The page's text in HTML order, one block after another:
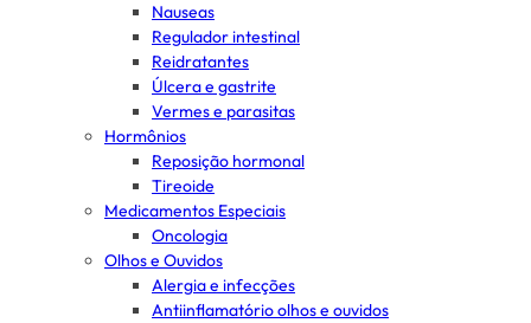
Nauseas
Regulador intestinal
Reidratantes
Úlcera e gastrite
Vermes e parasitas
Hormônios
Reposição hormonal
Tireoide
Medicamentos Especiais
Oncologia
Olhos e Ouvidos
Alergia e infecções
Antiinflamatório olhos e ouvidos